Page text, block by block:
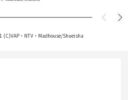
・NTV・Madhouse/Shueisha